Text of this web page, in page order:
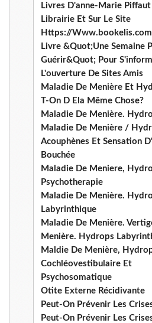
Livres D'anne-Marie Piffaut
Librairie Et Sur Le Site
Https://Www.bookelis.com
Livre &Quot;Une Semaine
Guérir&Quot; Pour
L'ouverture De Sites Amis
Maladie De Menière Et
T-On D Ela Même Chose?
Maladie De Menière.
Maladie De Menière /
Acouphènes Et Sensation
Bouchée
Maladie De Meniere,
Psychotherapie
Maladie De Menière.
Labyrinthique
Maladie De Menière.
Menière. Hydrops
Maldie De Menière,
Cochléovestibulaire Et
Psychosomatique
Otite Externe Récidivante
Peut-On Prévenir Les
Peut-On Prévenir Les